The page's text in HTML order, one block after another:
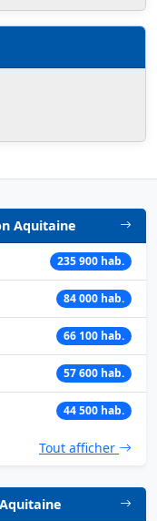
Aquitaine
235 900 hab.
84 000 hab.
66 100 hab.
57 600 hab.
44 500 hab.
Tout afficher